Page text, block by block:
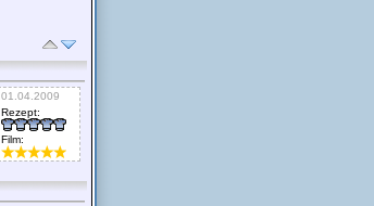
01.04.2009
Rezept:
Film: